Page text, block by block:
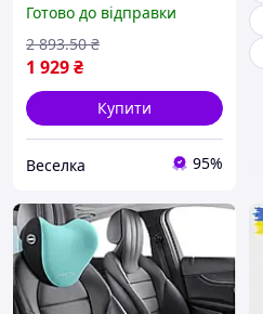
стильні автомобільні
аксесуари для комфорту
FLAME
Готово до відправки
1 929₴
2 893.50 ₴
Купити
Веселка 95%